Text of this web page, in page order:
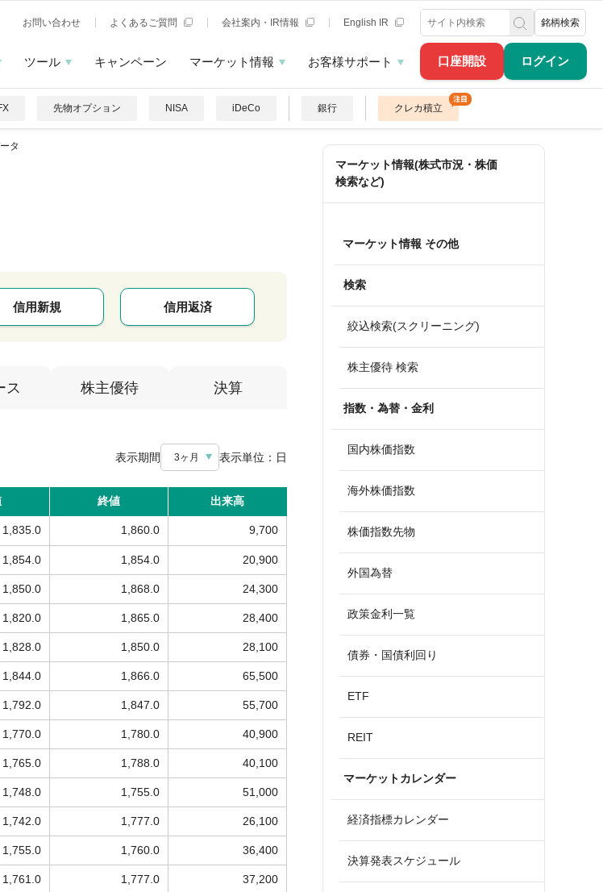
口座開設 ログイン
お問い合わせ よくあるご質問 会社案内・IR情報 English IR 銘柄検索
ツール キャンペーン マーケット情報 お客様サポート
先物オプション NISA iDeCo 銀行 クレカ積立
タ
信用新規 信用返済
ス 株主優待 決算
表示期間 3ヶ月 表示単位： 日
終値 出来高
1,835.0 1,860.0 9,700
1,854.0 1,854.0 20,900
1,850.0 1,868.0 24,300
1,820.0 1,865.0 28,400
1,828.0 1,850.0 28,100
1,844.0 1,866.0 65,500
1,792.0 1,847.0 55,700
1,770.0 1,780.0 40,900
1,765.0 1,788.0 40,100
1,748.0 1,755.0 51,000
1,742.0 1,777.0 26,100
1,755.0 1,760.0 36,400
1,761.0 1,777.0 37,200
マーケット情報(株式市況・株価
検索など)
マーケット情報 その他
検索
絞込検索(スクリーニング)
株主優待 検索
指数・為替・金利
国内株価指数
海外株価指数
株価指数先物
外国為替
政策金利一覧
債券・国債利回り
ETF
REIT
マーケットカレンダー
経済指標カレンダー
決算発表スケジュール